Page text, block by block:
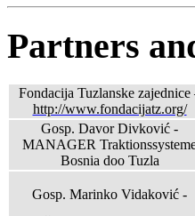
Partners
Fondacija Tuzlanske zajednice
http://www.fondacijatz.org/
Gosp. Davor Divković -
MANAGER
Bosnia doo Tuzla
Gosp. Marinko Vidaković -